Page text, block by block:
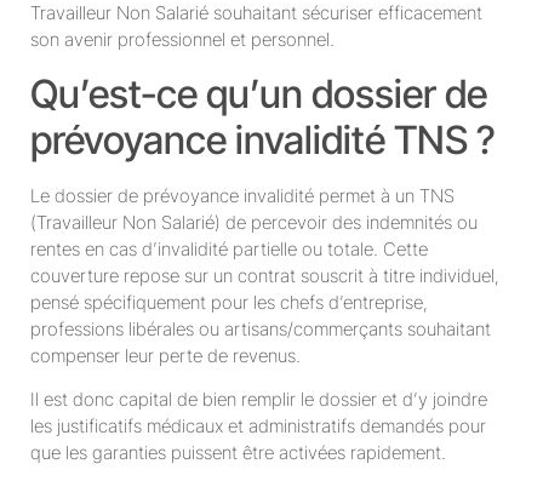
Travailleur Non Salarié souhaitant sécuriser efficacement
son avenir professionnel et personnel.
Qu’est-ce qu’un dossier de
prévoyance invalidité TNS ?
Le dossier de prévoyance invalidité permet à un TNS
(Travailleur Non Salarié) de percevoir des indemnités ou
rentes en cas d’invalidité partielle ou totale. Cette
couverture repose sur un contrat souscrit à titre individuel,
pensé spécifiquement pour les chefs d’entreprise,
professions libérales ou artisans/commerçants souhaitant
compenser leur perte de revenus.
Il est donc capital de bien remplir le dossier et d’y joindre
les justificatifs médicaux et administratifs demandés pour
que les garanties puissent être activées rapidement.